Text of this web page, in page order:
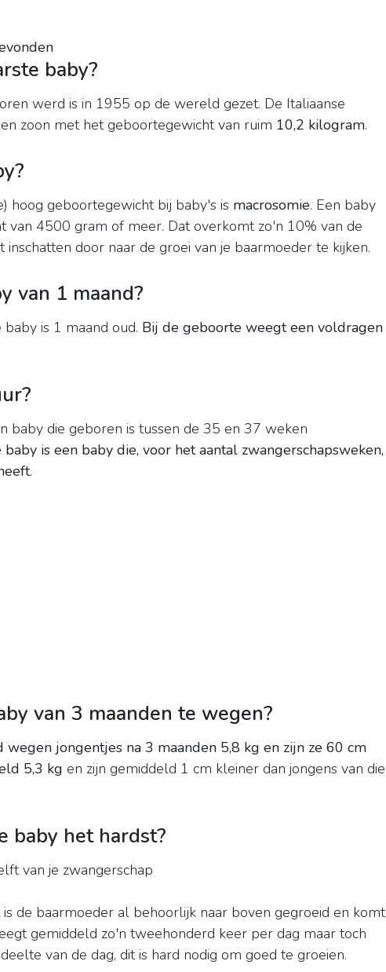
baby?
werd is in 1955 op de wereld gezet. De Italiaanse
zoon met het geboortegewicht van ruim 10,2 kilogram.
hoog geboortegewicht bij baby's is macrosomie. Een baby
van 4500 gram of meer. Dat overkomt zo'n 10% van de
inschatten door naar de groei van je baarmoeder te kijken.
van 1 maand?
is 1 maand oud. Bij de geboorte weegt een voldragen
baby die geboren is tussen de 35 en 37 weken
is een baby die, voor het aantal zwangerschapsweken,
.
van 3 maanden te wegen?
jongentjes na 3 maanden 5,8 kg en zijn ze 60 cm
5,3 kg en zijn gemiddeld 1 cm kleiner dan jongens van die
baby het hardst?
van je zwangerschap
de baarmoeder al behoorlijk naar boven gegroeid en komt
gemiddeld zo'n tweehonderd keer per dag maar toch
van de dag, dit is hard nodig om goed te groeien.